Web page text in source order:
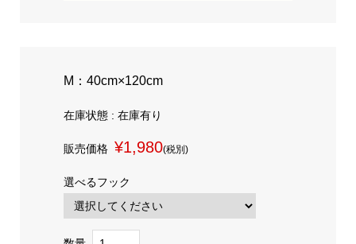
M：40cm×120cm
在庫状態 : 在庫有り
販売価格 ¥1,980(税別)
選べるフック